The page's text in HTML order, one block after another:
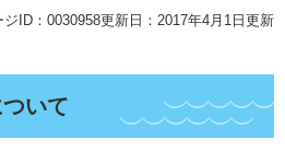
ジID：0030958更新日：2017年4月1日更新
いて